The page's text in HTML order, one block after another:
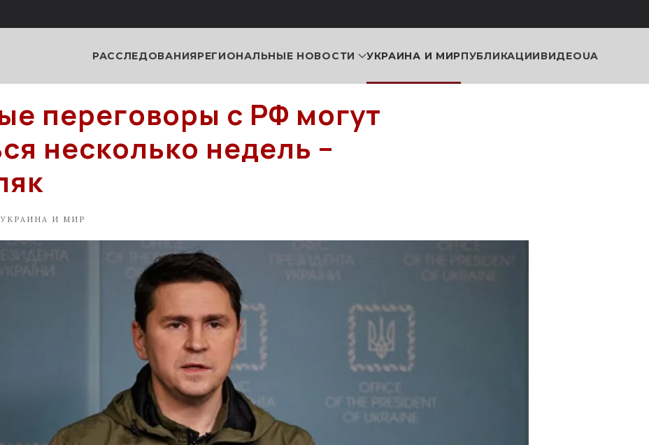
РАССЛЕДОВАНИЯРЕГИОНАЛЬНЫЕ НОВОСТИ УКРАИНА И МИРПУБЛИКАЦИИВИДЕОUA
переговоры с РФ могут
несколько недель –
УКРАИНА И МИР